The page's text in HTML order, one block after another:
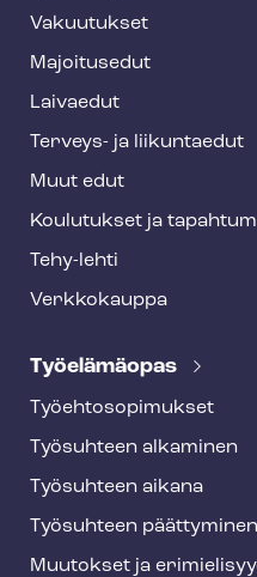
t
e
Vakuutukset
Majoitusedut
Laivaedut
Terveys- ja liikuntaedut
Muut edut
Koulutukset ja
Tehy-lehti
Verkkokauppa
Työelämäopas
Työ­eh­to­so­pi­muk­set
Työsuhteen alkaminen
Työsuhteen aikana
Työsuhteen päättyminen
Muutokset ja